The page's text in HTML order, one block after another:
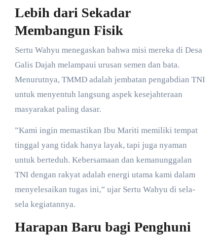
Lebih dari Sekadar
Membangun Fisik
​Sertu Wahyu menegaskan bahwa misi mereka di Desa
Galis Dajah melampaui urusan semen dan bata.
Menurutnya, TMMD adalah jembatan pengabdian TNI
untuk menyentuh langsung aspek kesejahteraan
masyarakat paling dasar.
​”Kami ingin memastikan Ibu Mariti memiliki tempat
tinggal yang tidak hanya layak, tapi juga nyaman
untuk berteduh. Kebersamaan dan kemanunggalan
TNI dengan rakyat adalah energi utama kami dalam
menyelesaikan tugas ini,” ujar Sertu Wahyu di sela-
sela kegiatannya.
Harapan Baru bagi Penghuni